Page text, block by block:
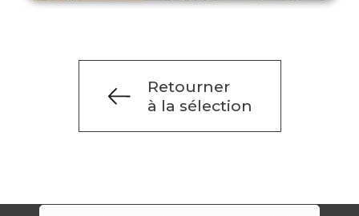
Retourner
à la sélection